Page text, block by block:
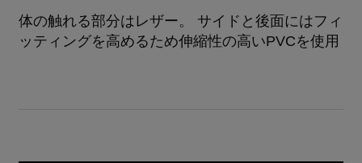
体の触れる部分はレザー。 サイドと後面にはフィ
ッティングを高めるため伸縮性の高いPVCを使用